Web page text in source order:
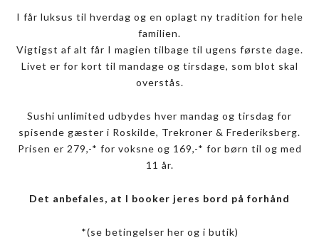
I får luksus til hverdag og en oplagt ny tradition for hele
familien.
Vigtigst af alt får I magien tilbage til ugens første dage.
Livet er for kort til mandage og tirsdage, som blot skal
overstås.
Sushi unlimited udbydes hver mandag og tirsdag for
spisende gæster i Roskilde, Trekroner & Frederiksberg.
Prisen er 279,-* for voksne og 169,-* for børn til og med
11 år.
Det anbefales, at I booker jeres bord på forhånd
*(se betingelser her og i butik)